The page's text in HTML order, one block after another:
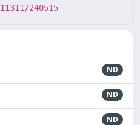
240515
ND
ND
ND